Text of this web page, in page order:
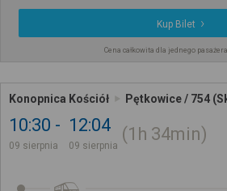
Kup Bilet
Cena całkowita dla jednego
Konopnica Kościół Pętkowice / 754
10:30
09 sierpnia
12:04
09 sierpnia
1h 34min